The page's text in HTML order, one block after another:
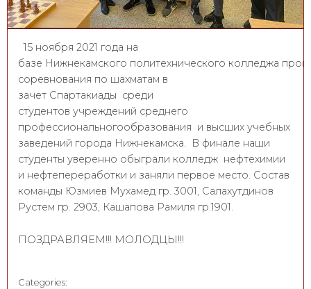
​15 ноября 2021 года на
базе Нижнекамского политехнического колледжа
соревнования по шахматам в
зачет Спартакиады среди
студентов учреждений среднего
профессиональногообразования и высших учебных
заведений города Нижнекамска. В финале наши
студенты уверенно обыграли колледж нефтехимии
и нефтепереработки и заняли первое место. Состав
команды Юзмиев Мухамед гр. 3001, Салахутдинов
Рустем гр. 2903, Кашапова Рамиля гр.1901.
ПОЗДРАВЛЯЕМ!!! МОЛОДЦЫ!!!
Categories: